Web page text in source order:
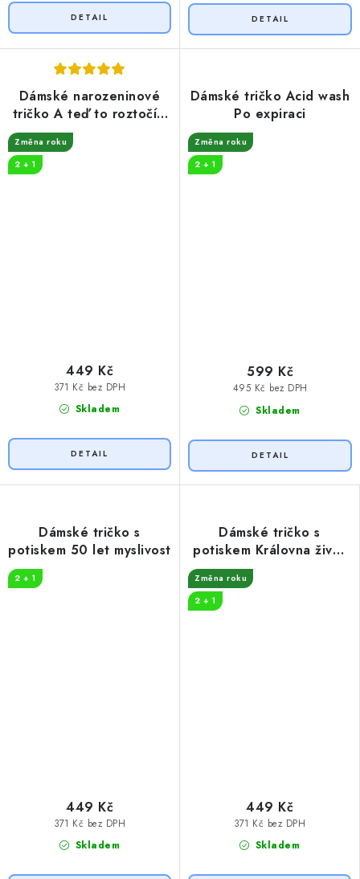
Dámské narozeninové
tričko A teď to roztočím
Změna roku
2 + 1
Skladem
371 Kč bez DPH
449 Kč
Dámské tričko Acid wash
Po expiraci
Změna roku
2 + 1
Skladem
495 Kč bez DPH
599 Kč
Dámské tričko s
potiskem 50 let myslivost
2 + 1
Skladem
371 Kč bez DPH
449 Kč
Dámské tričko s
potiskem Královna život
začíná
Změna roku
2 + 1
Skladem
371 Kč bez DPH
449 Kč